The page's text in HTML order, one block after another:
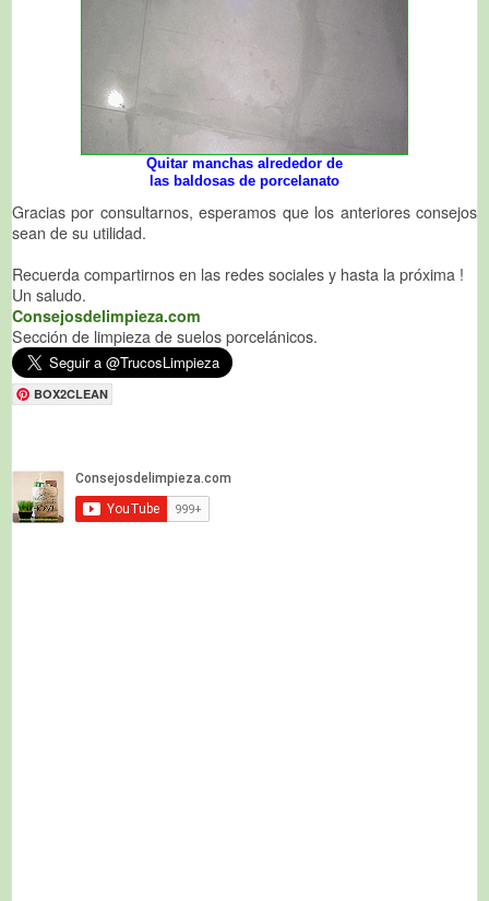
Quitar manchas alrededor de
las baldosas de porcelanato
Gracias por consultarnos, esperamos que los anteriores consejos
sean de su utilidad.
Recuerda compartirnos en las redes sociales y hasta la próxima !
Un saludo.
Consejosdelimpieza.com
Sección de limpieza de suelos porcelánicos.
BOX2CLEAN